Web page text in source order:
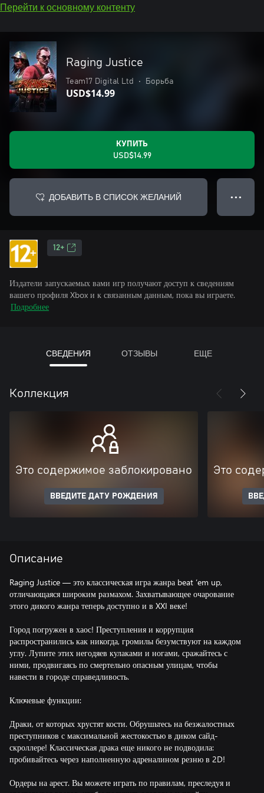
Перейти к основному контенту
Raging Justice
Team17 Digital Ltd • Борьба
USD$14.99
КУПИТЬ
USD$14.99
ДОБАВИТЬ В СПИСОК ЖЕЛАНИЙ ● ● ●
12+
Издатели запускаемых вами игр получают доступ к сведениям
вашего профиля Xbox и к связанным данным, пока вы играете.
Подробнее
СВЕДЕНИЯ ОТЗЫВЫ ЕЩЕ
Коллекция
Это содержимое заблокировано
ВВЕДИТЕ ДАТУ РОЖДЕНИЯ
Это
Описание
Raging Justice — это классическая игра жанра beat ‘em up,
отличающаяся широким размахом. Захватывающее очарование
этого дикого жанра теперь доступно и в XXI веке!
Город погружен в хаос! Преступления и коррупция
распространились как никогда, громилы безумствуют на каждом
углу. Лупите этих негодяев кулаками и ногами, сражайтесь с
ними, продвигаясь по смертельно опасным улицам, чтобы
навести в городе справедливость.
Ключевые функции:
Драки, от которых хрустят кости. Обрушьтесь на безжалостных
преступников с максимальной жестокостью в диком сайд-
скроллере! Классическая драка еще никого не подводила:
пробивайтесь через наполненную адреналином резню в 2D!
Ордеры на арест. Вы можете играть по правилам, преследуя и